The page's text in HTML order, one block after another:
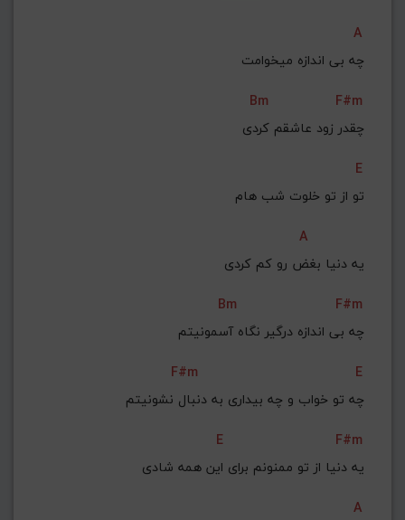
A
چه بی‌ اندازه میخوامت
Bm
F#m
چقدر زود عاشقم کردی
E
تو از تو خلوت شب هام
A
یه دنیا بغض رو کم کردی
Bm
F#m
چه بی‌ اندازه درگیر نگاه آسمونیتم
F#m
E
چه تو خواب و چه بیداری به دنبال نشونیتم
E
F#m
یه دنیا از تو ممنونم برای این همه شادی
A